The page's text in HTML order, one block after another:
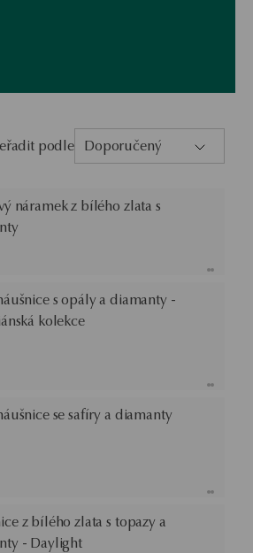
se čtyřmi sloupci
se dvěma sloupci
podle Doporučený
náramek z bílého zlata s
s opály a diamanty -
kolekce
se safíry a diamanty
z bílého zlata s topazy a
- Daylight